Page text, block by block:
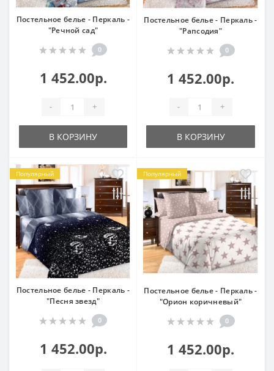
Постельное белье - Перкаль -
"Речной сад"
0
1 452.00р.
- +
В КОРЗИНУ
Постельное белье - Перкаль -
"Рапсодия"
0
1 452.00р.
- +
В КОРЗИНУ
Популярный
Постельное белье - Перкаль -
"Песня звезд"
0
1 452.00р.
Популярный
Постельное белье - Перкаль -
"Орион коричневый"
0
1 452.00р.